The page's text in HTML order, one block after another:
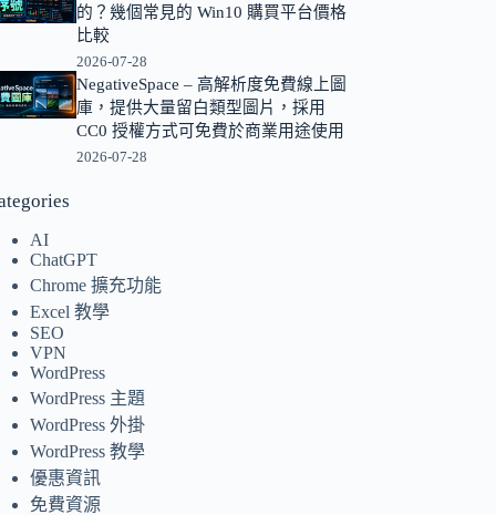
的？幾個常見的 Win10 購買平台價格
比較
2026-07-28
NegativeSpace – 高解析度免費線上圖
庫，提供大量留白類型圖片，採用
CC0 授權方式可免費於商業用途使用
2026-07-28
AI
ChatGPT
Chrome 擴充功能
Excel 教學
SEO
VPN
WordPress
WordPress 主題
WordPress 外掛
WordPress 教學
優惠資訊
免費資源